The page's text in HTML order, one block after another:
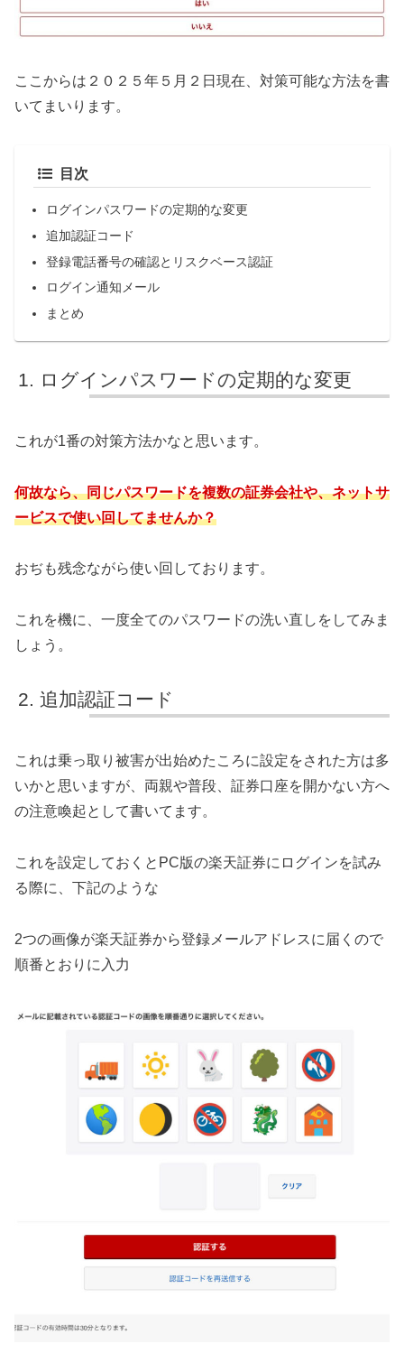
ここからは２０２５年５月２日現在、対策可能な方法を書
いてまいります。
目次
ログインパスワードの定期的な変更
追加認証コード
登録電話番号の確認とリスクベース認証
ログイン通知メール
まとめ
ログインパスワードの定期的な変更
これが1番の対策方法かなと思います。
何故なら、同じパスワードを複数の証券会社や、ネットサ
ービスで使い回してませんか？
おぢも残念ながら使い回しております。
これを機に、一度全てのパスワードの洗い直しをしてみま
しょう。
追加認証コード
これは乗っ取り被害が出始めたころに設定をされた方は多
いかと思いますが、両親や普段、証券口座を開かない方へ
の注意喚起として書いてます。
これを設定しておくとPC版の楽天証券にログインを試み
る際に、下記のような
2つの画像が楽天証券から登録メールアドレスに届くので
順番とおりに入力